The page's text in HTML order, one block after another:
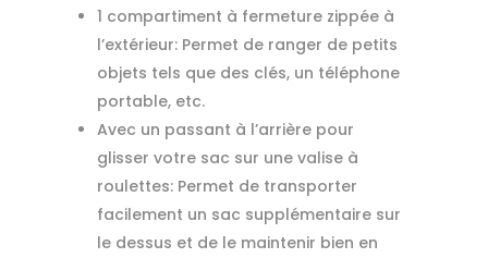
1 compartiment à fermeture zippée à
l’extérieur: Permet de ranger de petits
objets tels que des clés, un téléphone
portable, etc.
Avec un passant à l’arrière pour
glisser votre sac sur une valise à
roulettes: Permet de transporter
facilement un sac supplémentaire sur
le dessus et de le maintenir bien en